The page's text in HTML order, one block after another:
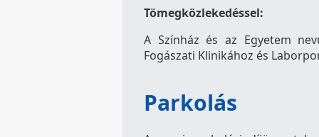
Tömegközlekedéssel:
A Színház és az Egyetem
Fogászati Klinikához és
Parkolás